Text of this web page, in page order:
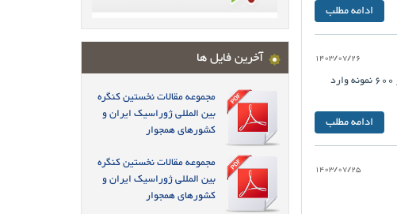
ادامه مطلب
در راستای رسالت اداره موزه و مستندات علوم زمین مشهد در گردآوری منابع و مستندات علوم زمین کشور، بیش از 600 نمونه وارد
ادامه مطلب
1403/07/26
1403/07/25
آخرین فایل ها
مجموعه مقالات نخستین کنگره
بین المللی ژوراسیک ایران و
کشورهای همجوار
مجموعه مقالات نخستین کنگره
بین المللی ژوراسیک ایران و
کشورهای همجوار